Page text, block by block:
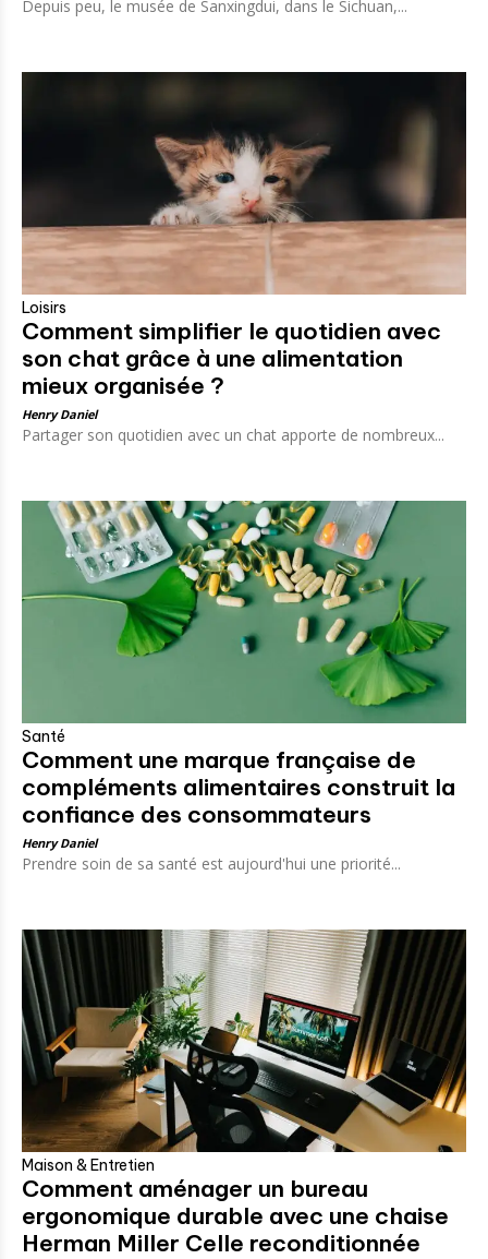
Depuis peu, le musée de Sanxingdui, dans le Sichuan,...
Loisirs
Comment simplifier le quotidien avec
son chat grâce à une alimentation
mieux organisée ?
Henry Daniel
Partager son quotidien avec un chat apporte de nombreux...
Santé
Comment une marque française de
compléments alimentaires construit la
confiance des consommateurs
Henry Daniel
Prendre soin de sa santé est aujourd'hui une priorité...
Maison & Entretien
Comment aménager un bureau
ergonomique durable avec une chaise
Herman Miller Celle reconditionnée